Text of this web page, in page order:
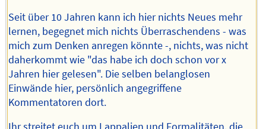
Seit über 10 Jahren kann ich hier nichts Neues mehr
lernen, begegnet mich nichts Überraschendens - was
mich zum Denken anregen könnte -, nichts, was nicht
daherkommt wie "das habe ich doch schon vor x
Jahren hier gelesen". Die selben belanglosen
Einwände hier, persönlich angegriffene
Kommentatoren dort.